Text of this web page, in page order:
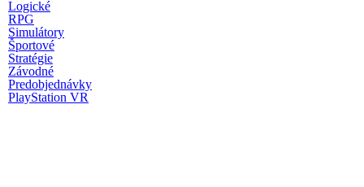
Logické
RPG
Simulátory
Športové
Stratégie
Závodné
Predobjednávky
PlayStation VR